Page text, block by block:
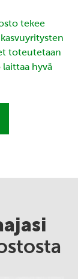
tekee
toteutetaan
hyvä